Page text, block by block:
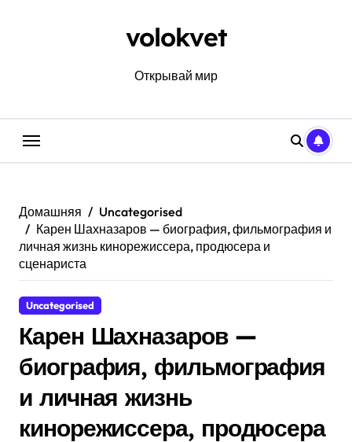
volokvet
Открывай мир
Домашняя
Uncategorised
Карен Шахназаров — биография, фильмография и
личная жизнь кинорежиссера, продюсера и
сценариста
Uncategorised
Карен Шахназаров —
биография, фильмография
и личная жизнь
кинорежиссера, продюсера